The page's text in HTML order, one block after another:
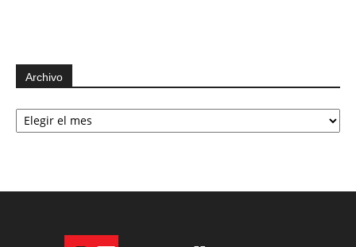
Archivo
Archivo